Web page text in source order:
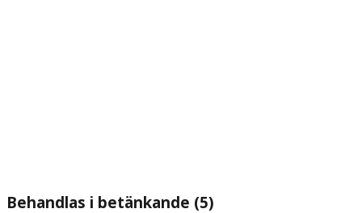
Behandlas i betänkande (5)